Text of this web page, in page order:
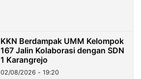
KKN Berdampak UMM Kelompok
167 Jalin Kolaborasi dengan SDN
1 Karangrejo
02/08/2026 - 19:20